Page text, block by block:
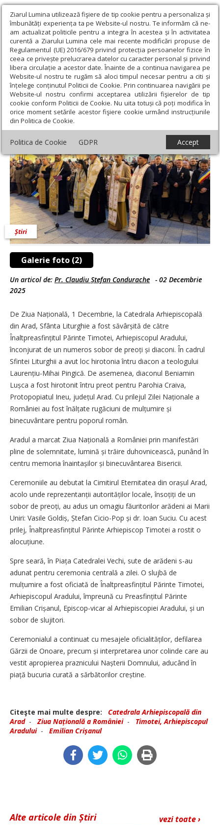
Ziarul Lumina utilizează fişiere de tip cookie pentru a personaliza și
îmbunătăți experiența ta pe Website-ul nostru. Te informăm că ne-
am actualizat politicile pentru a integra în acestea și în activitatea
curentă a Ziarului Lumina cele mai recente modificări propuse de
Regulamentul (UE) 2016/679 privind protecția persoanelor fizice în
ceea ce privește prelucrarea datelor cu caracter personal și privind
libera circulație a acestor date. Înainte de a continua navigarea pe
Website-ul nostru te rugăm să aloci timpul necesar pentru a citi și
înțelege conținutul Politicii de Cookie. Prin continuarea navigării pe
Website-ul nostru confirmi acceptarea utilizării fişierelor de tip
cookie conform Politicii de Cookie. Nu uita totuși că poți modifica în
orice moment setările acestor fişiere cookie urmând instrucțiunile
din Politica de Cookie.
Politica de Cookie GDPR Accept
Ziarul Lumina › Actualitate religioasă › Știri › Ziua Națională a
României la Arad
Ziua Națională a României la Arad
Galerie foto (2)
Știri
Un articol de: Pr. Claudiu Ștefan Condurache - 02 Decembrie
2025
De Ziua Națională, 1 Decembrie, la Catedrala Arhiepiscopală
din Arad, Sfânta Liturghie a fost săvârșită de către
Înaltpreasfințitul Părinte Timotei, Arhi­episcopul Aradului,
înconjurat de un numeros sobor de preoți și diaconi. În cadrul
Sfintei Liturghii a avut loc hirotonia întru diacon a teologului
Lau­rențiu-Mihai Pingică. De asemenea, diaconul Beniamin
Lușca a fost hirotonit întru preot pentru Parohia Craiva,
Protopopiatul Ineu, județul Arad. Cu prilejul Zilei Naționale a
României au fost înălțate rugăciuni de mulțumire și
binecuvântare pentru poporul român.
Aradul a marcat Ziua Națională a României prin manifestări
pline de solemnitate, lumină și trăire duhovnicească, punând în
centru memoria înaintașilor și binecuvântarea Bisericii.
Ceremoniile au debutat la Cimitirul Eternitatea din orașul Arad,
acolo unde reprezentanții autorităților locale, în­soțiți de un
sobor de preoți, au adus un omagiu făuritorilor arădeni ai Marii
Uniri: Vasile Goldiș, Ștefan Cicio-Pop și dr. Ioan Suciu. Cu acest
prilej, Înalt­preasfințitul Părinte Arhiepiscop Timotei a rostit o
alocuțiune.
Spre seară, în Piața Catedralei Vechi, sute de arădeni s-au
adunat pentru ceremonia centrală a zilei. O slujbă de
mulțumire a fost oficiată de Înaltprea­sfințitul Părinte Timotei,
Arhiepiscopul Aradului, împreună cu Preasfințitul Părinte
Emilian Crișanul, Episcop-vicar al Arhiepiscopiei Aradului, și un
sobor de slujitori.
Ceremonialul a continuat cu mesajele oficialităților, defilarea
Gărzii de Onoare, precum și interpretarea unor colinde care au
vestit apropierea praznicului Nașterii Domnului, aducând în
piață bucuria curată a sărbătorilor creștine.
Citeşte mai multe despre:
Catedrala Arhiepiscopală din
Arad-Ziua Națională a României- Timotei, Arhiepiscopul
Aradului- Emilian Crișanul
vezi toate ›
Alte articole din Știri